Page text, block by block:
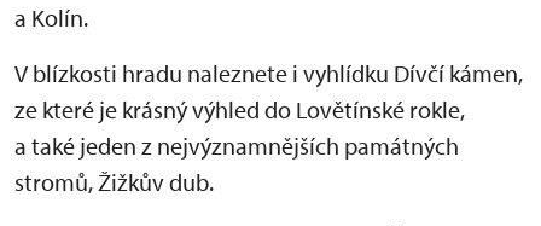
a Kolín.
V blízkosti hradu naleznete i vyhlídku Dívčí kámen,
ze které je krásný výhled do Lovětínské rokle,
a také jeden z nejvýznamnějších památných
stromů, Žižkův dub.